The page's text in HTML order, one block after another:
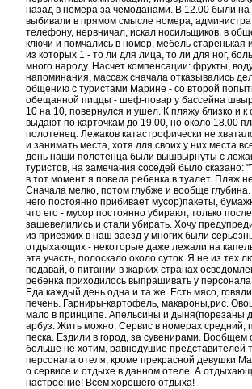
назад в номера за чемоданами. В 12.00 были
выбивали в прямом смысле номера,
телефону, нервничал, искал носильщиков, в
ключи и помчались в номер, мебель старенькая
из которых 1 - то ли для лица, то ли для ног,
много народу. Насчет компенсации: фрукты,
напоминания, массаж сначала отказывались
общению с туристами Марине - со второй
обещанной пиццы - шеф-повар у бассейна
10 на 10, повернулся и ушел. К пляжу близко и
выдают по карточкам до 19.00, но около 18.00
полотенец. Лежаков катастрофически не
и занимать места, хотя для своих у них места
день наши полотенца были вышвырнуты с
туристов, на замечания соседей было сказано:
в тот момент я повела ребенка в туалет. Пляж
Сначала мелко, потом глубже и вообще
него постоянно прибивает мусор)пакеты,
что его - мусор постоянно убирают, только
зашевелились и стали убирать. Хочу
из приезжих в наш заезд у многих были
отдыхающих - некоторые даже лежали на
эта участь, полоскало около суток. Я не из тех
подавай, о питании в жарких странах
ребенка приходилось выпрашивать у
Еда каждый день одна и та же. Есть мясо,
печень. Гарниры-картофель, макароны,рис.
мало в принципе. Апельсины и дыня(порезаны
арбуз. Жить можно. Сервис в номерах средний,
песка. Ездили в город, за сувенирами. Вообщем
больше не хотим, равнодушие представителей
персонала отеля, кроме прекрасной девушки
о сервисе и отдыхе в данном отеле. А
настроение! Всем хорошего отдыха!